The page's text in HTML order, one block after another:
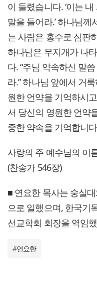
이 들렸습니다. ‘이는
말을 들어라.’ 하나님
는 사람은 홍수로 심판
하나님은 무지개가 나
다. “주님 약속하신 말
라.” 하나님 앞에서 거
원한 언약을 기억하시
서 당신의 영원한 언약
중한 약속을 기억합니
사랑의 주 예수님의 이
(찬송가 546장)
■ 연요한 목사는 숭실
으로 일했으며, 한국기
선교학회 회장을 역임
#연요한